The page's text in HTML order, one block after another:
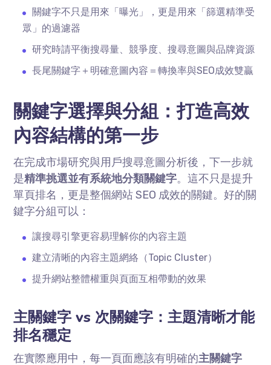
關鍵字不只是用來「曝光」，更是用來「篩選精準受
眾」的過濾器
研究時請平衡搜尋量、競爭度、搜尋意圖與品牌資源
長尾關鍵字＋明確意圖內容＝轉換率與SEO成效雙贏
關鍵字選擇與分組：打造高效
內容結構的第一步
在完成市場研究與用戶搜尋意圖分析後，下一步就
是精準挑選並有系統地分類關鍵字。這不只是提升
單頁排名，更是整個網站SEO 成效的關鍵。好的關
鍵字分組可以：
讓搜尋引擎更容易理解你的內容主題
建立清晰的內容主題網絡（Topic Cluster）
提升網站整體權重與頁面互相帶動的效果
主關鍵字 vs 次關鍵字：主題清晰才能
排名穩定
在實際應用中，每一頁面應該有明確的主關鍵字